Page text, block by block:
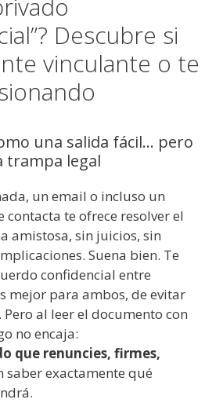
Descubre si
vinculante o te
una salida fácil… pero
trampa legal
un email o incluso un
contacta te ofrece resolver el
amistosa, sin juicios, sin
Suena bien. Te
confidencial entre
mejor para ambos, de evitar
al leer el documento con
no encaja:
que renuncies, firmes,
saber exactamente qué